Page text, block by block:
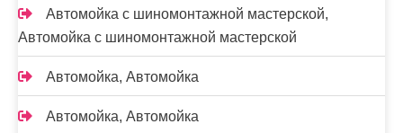
Автомойка с шиномонтажной мастерской,
Автомойка с шиномонтажной мастерской
Автомойка, Автомойка
Автомойка, Автомойка